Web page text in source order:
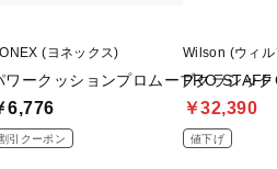
(ヨネックス)
ワークッションプロムーブクラシッ
6,776
引クーポン
Wilson (ウィ
PRO
￥32,390
値下げ